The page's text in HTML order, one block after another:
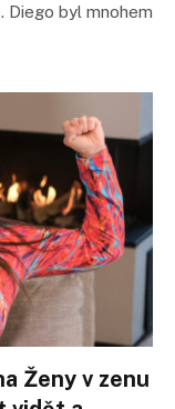
Diego byl mnohem
Ženy v zenu